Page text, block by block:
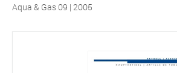
Aqua & Gas 09 | 2005